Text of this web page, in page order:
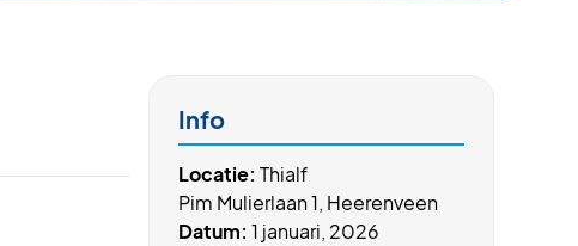
Info
Locatie: Thialf
Pim Mulierlaan 1, Heerenveen
Datum: 1 januari, 2026